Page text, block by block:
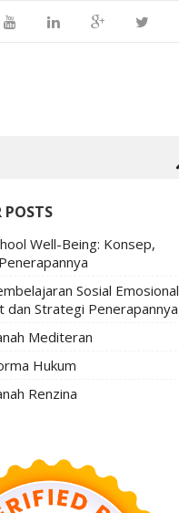
POSTS
Well-Being: Konsep,
Sosial Emosional
dan Strategi Penerapannya
Mediteran
Hukum
Renzina